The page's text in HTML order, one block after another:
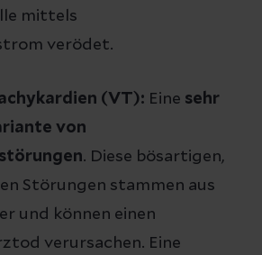
mittels
verödet.
(VT): Eine sehr
von
. Diese bösartigen,
Störungen stammen aus
und können einen
verursachen. Eine